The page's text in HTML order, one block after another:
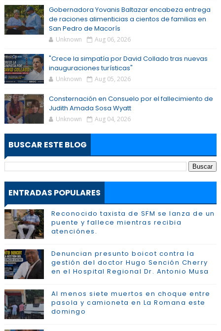
Gobernadora Yovanis Baltazar encabeza entrega
de raciones alimenticias a cientos de familias en
San Pedro de Macorís
Unknown Aug 06, 2026
"Crece la simpatía por David Collado tras nuevas
inauguraciones turísticas"
Unknown Aug 05, 2026
Consternación en Consuelo por el fallecimiento de
Judith Amada Sosa Wyatt
Unknown Aug 04, 2026
BUSCAR ESTE BLOG
ENTRADAS POPULARES
Reconocido taxista de SFM se lanza de un
puente y fallece mientras recibia
atenciónes.
Denuncian presunto boicot contra la
gestión del doctor Hugo Sención Cherry
en el Hospital Regional Dr. Antonio Musa
Al menos siete muertos en choque entre
pasola y camioneta en La Romana este
domingo